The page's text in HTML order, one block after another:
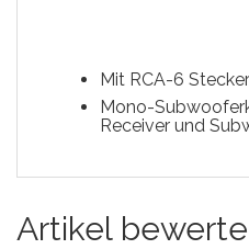
Mit RCA-6
Mono-
Receiver und
Artikel